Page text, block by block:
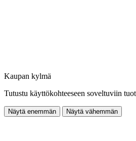
Kaupan kylmä
Tutustu käyttökohteeseen soveltuviin
Näytä enemmän Näytä vähemmän